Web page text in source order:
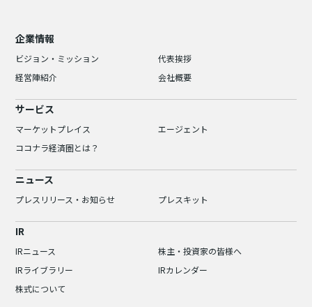
企業情報
ビジョン・ミッション
代表挨拶
経営陣紹介
会社概要
サービス
マーケットプレイス
エージェント
ココナラ経済圏とは？
ニュース
プレスリリース・お知らせ プレスキット
IR
IRニュース
株主・投資家の皆様へ
IRライブラリー
IRカレンダー
株式について